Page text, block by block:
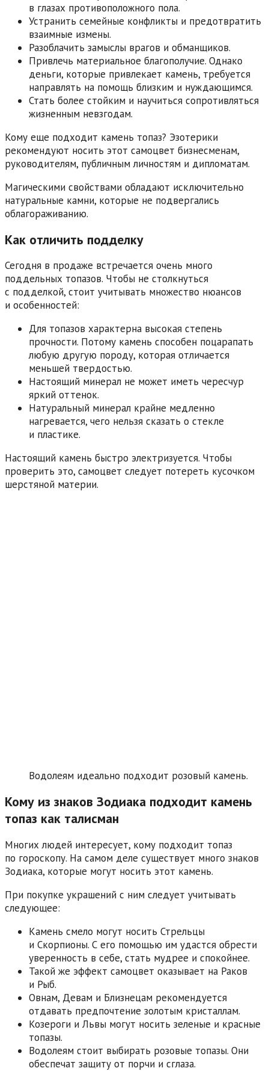
в глазах противоположного пола.
Устранить семейные конфликты и предотвратить
взаимные измены.
Разоблачить замыслы врагов и обманщиков.
Привлечь материальное благополучие. Однако
деньги, которые привлекает камень, требуется
направлять на помощь близким и нуждающимся.
Стать более стойким и научиться сопротивляться
жизненным невзгодам.
Кому еще подходит камень топаз? Эзотерики
рекомендуют носить этот самоцвет бизнесменам,
руководителям, публичным личностям и дипломатам.
Магическими свойствами обладают исключительно
натуральные камни, которые не подвергались
облагораживанию.
Как отличить подделку
Сегодня в продаже встречается очень много
поддельных топазов. Чтобы не столкнуться
с подделкой, стоит учитывать множество нюансов
и особенностей:
Для топазов характерна высокая степень
прочности. Потому камень способен поцарапать
любую другую породу, которая отличается
меньшей твердостью.
Настоящий минерал не может иметь чересчур
яркий оттенок.
Натуральный минерал крайне медленно
нагревается, чего нельзя сказать о стекле
и пластике.
Настоящий камень быстро электризуется. Чтобы
проверить это, самоцвет следует потереть кусочком
шерстяной материи.
Водолеям идеально подходит розовый камень.
Кому из знаков Зодиака подходит камень
топаз как талисман
Многих людей интересует, кому подходит топаз
по гороскопу. На самом деле существует много знаков
Зодиака, которые могут носить этот камень.
При покупке украшений с ним следует учитывать
следующее:
Камень смело могут носить Стрельцы
и Скорпионы. С его помощью им удастся обрести
уверенность в себе, стать мудрее и спокойнее.
Такой же эффект самоцвет оказывает на Раков
и Рыб.
Овнам, Девам и Близнецам рекомендуется
отдавать предпочтение золотым кристаллам.
Козероги и Львы могут носить зеленые и красные
топазы.
Водолеям стоит выбирать розовые топазы. Они
обеспечат защиту от порчи и сглаза.